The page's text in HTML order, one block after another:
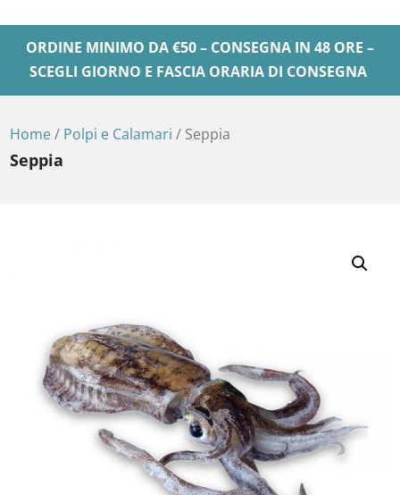
ORDINE MINIMO DA €50 – CONSEGNA IN 48 ORE –
SCEGLI GIORNO E FASCIA ORARIA DI CONSEGNA
Home/ Polpi e Calamari / Seppia
Seppia